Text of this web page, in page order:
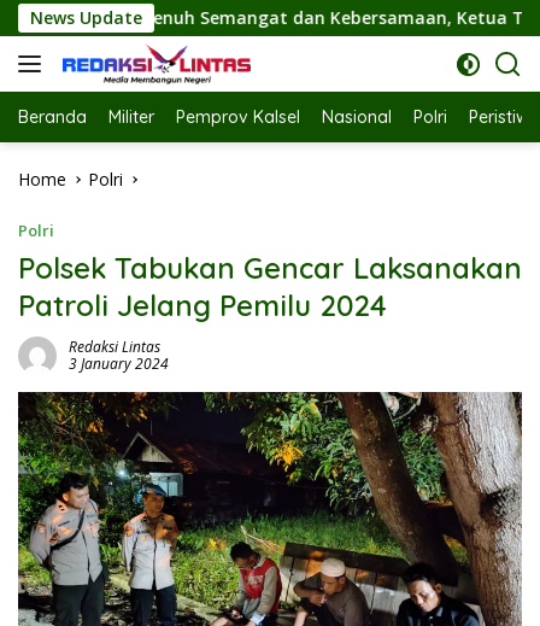
Skip
to
content
News Update
dan Kebersamaan, Ketua TP PKK Hj. Fathul Jannah Hadiri
Beranda Militer Pemprov Kalsel Nasional Polri
Home Polri
Polri
Polsek Tabukan Gencar Laksanakan
Patroli Jelang Pemilu 2024
Redaksi Lintas
3 January 2024